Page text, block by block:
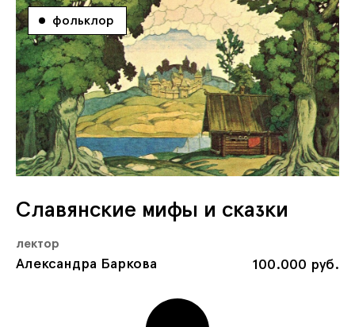
фольклор
Славянские мифы и сказки
лектор
Александра Баркова 100.000 руб.